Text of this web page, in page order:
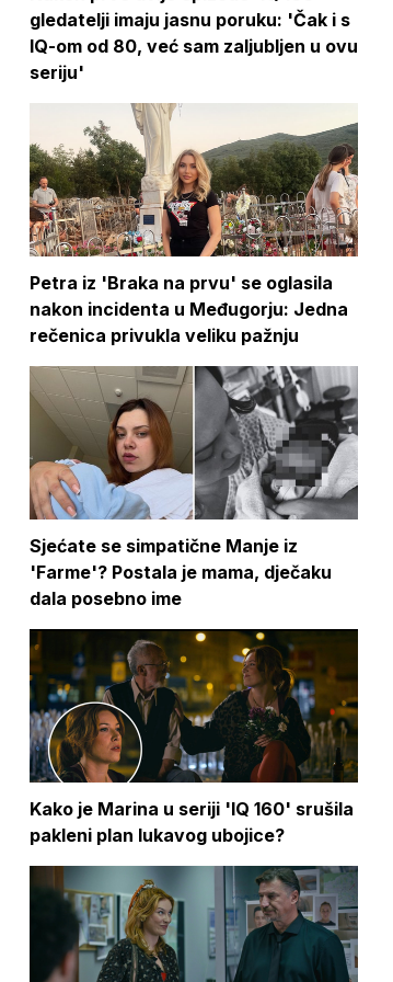
gledatelji imaju jasnu poruku: 'Čak i s
IQ-om od 80, već sam zaljubljen u ovu
seriju'
Petra iz 'Braka na prvu' se oglasila
nakon incidenta u Međugorju: Jedna
rečenica privukla veliku pažnju
Sjećate se simpatične Manje iz
'Farme'? Postala je mama, dječaku
dala posebno ime
Kako je Marina u seriji 'IQ 160' srušila
pakleni plan lukavog ubojice?